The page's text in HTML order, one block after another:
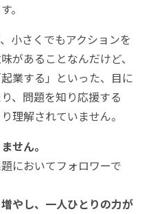
。
小さくでもアクションを
があることなんだけど、
業する」といった、目に
、問題を知り応援する
理解されていません。
せん。
においてフォロワーで
やし、一人ひとりの力が